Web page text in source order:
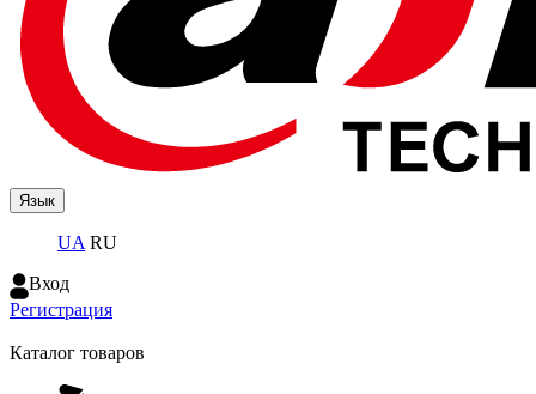
Язык
UA RU
Вход
Регистрация
Каталог товаров